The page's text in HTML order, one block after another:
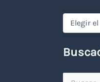
Hemeroteca